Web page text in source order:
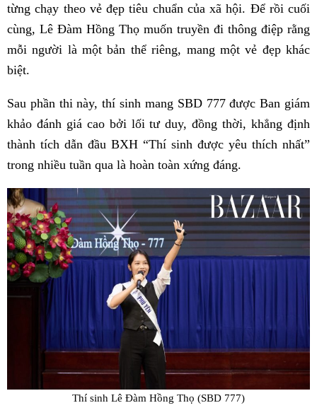
từng chạy theo vẻ đẹp tiêu chuẩn của xã hội. Để rồi cuối
cùng, Lê Đàm Hồng Thọ muốn truyền đi thông điệp rằng
mỗi người là một bản thể riêng, mang một vẻ đẹp khác
biệt.
Sau phần thi này, thí sinh mang SBD 777 được Ban giám
khảo đánh giá cao bởi lối tư duy, đồng thời, khẳng định
thành tích dẫn đầu BXH “Thí sinh được yêu thích nhất”
trong nhiều tuần qua là hoàn toàn xứng đáng.
Thí sinh Lê Đàm Hồng Thọ (SBD 777)